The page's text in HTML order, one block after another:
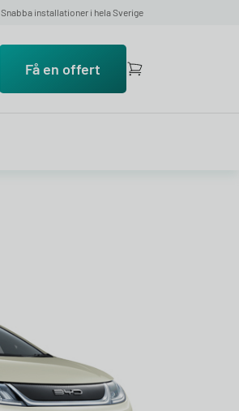
Snabba installationer i hela Sverige
Få en offert